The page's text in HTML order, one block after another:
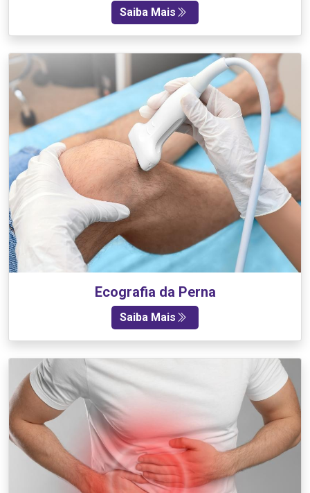
Saiba Mais
Ecografia da Perna
Saiba Mais